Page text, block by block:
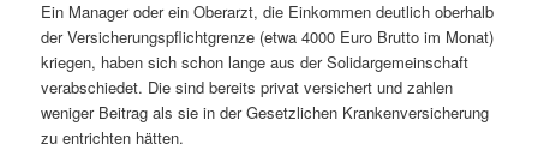
Ein Manager oder ein Oberarzt, die Einkommen deutlich oberhalb
der Versicherungspflichtgrenze (etwa 4000 Euro Brutto im Monat)
kriegen, haben sich schon lange aus der Solidargemeinschaft
verabschiedet. Die sind bereits privat versichert und zahlen
weniger Beitrag als sie in der Gesetzlichen Krankenversicherung
zu entrichten hätten.